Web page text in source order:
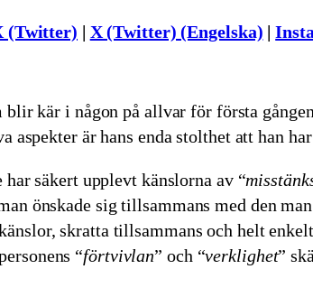
(Twitter) | X (Twitter) (Engelska) |
kär i någon på allvar för första
aspekter är hans enda stolthet att han
säkert upplevt känslorna av “
önskade sig tillsammans med den
skratta tillsammans och helt
“förtvivlan” och “verklighet”